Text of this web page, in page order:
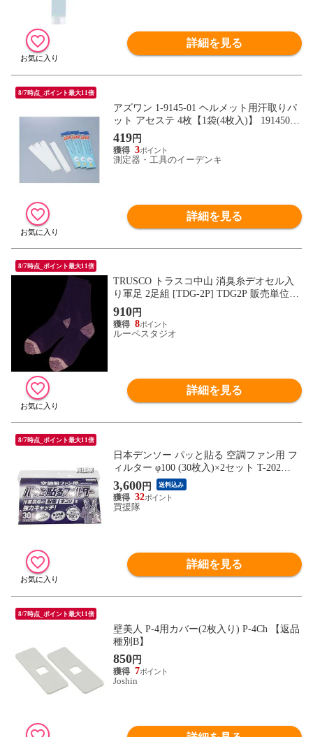
詳細を見る
8/7時点_ポイント最大11倍
アズワン 1-9145-01 ヘルメット用汗取りパ
ット アセステ 4枚【1袋(4枚入)】 1914501
イオンスポーツ
419円
3
測定器・工具のイーデンキ
詳細を見る
8/7時点_ポイント最大11倍
TRUSCO トラスコ中山 消臭糸デオセル入
り軍足 2足組 [TDG-2P] TDG2P 販売単位：
1
910円
8
ルーペスタジオ
詳細を見る
8/7時点_ポイント最大11倍
日本デンソー パッと貼る 空調ファン用 フ
ィルター φ100 (30枚入)×2セット T-202
【フィルタ サイズ 直径 100mm 対応 日本
製 強力粘着 貼るだけ 使い捨てタイプ 作業
服 空調 ファン 用 作業 現場 粉塵 粉じん ホ
3,600円 送料込み
32
買援隊
詳細を見る
8/7時点_ポイント最大11倍
壁美人 P-4用カバー(2枚入り) P-4Ch 【返品
種別B】
850円
7
Joshin